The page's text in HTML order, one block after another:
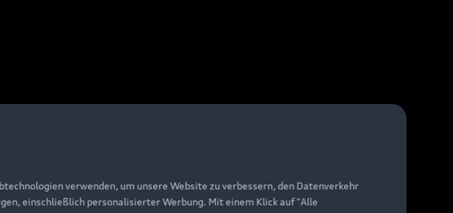
verwenden, um unsere Website zu verbessern, den Datenverkehr
einschließlich personalisierter Werbung. Mit einem Klick auf "Alle